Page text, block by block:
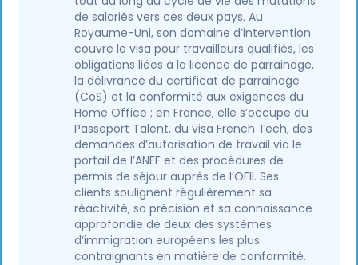
de salariés vers ces deux pays. Au
Royaume-Uni, son domaine d’intervention
couvre le visa pour travailleurs qualifiés, les
obligations liées à la licence de parrainage,
la délivrance du certificat de parrainage
(CoS) et la conformité aux exigences du
Home Office ; en France, elle s’occupe du
Passeport Talent, du visa French Tech, des
demandes d’autorisation de travail via le
portail de l’ANEF et des procédures de
permis de séjour auprès de l’OFII. Ses
clients soulignent régulièrement sa
réactivité, sa précision et sa connaissance
approfondie de deux des systèmes
d’immigration européens les plus
contraignants en matière de conformité.